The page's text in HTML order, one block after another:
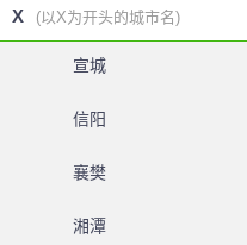
X (以X为开头的城市名)
宣城
信阳
襄樊
湘潭